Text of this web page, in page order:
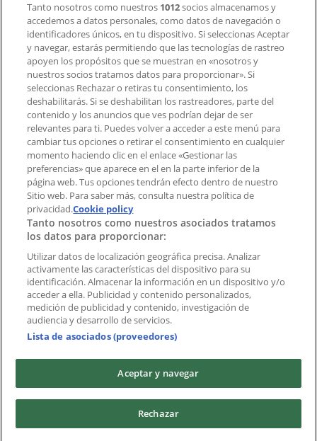
Contacto comercial y de marketing
Tienda mal colocada en el mapa
Notificar un folleto
¿Encontraste un problema en la web o en la
aplicación?
Índices
Marcas
Marcas locales
Negocios
Negocios cercanos
Productos
Productos locales
Ciudades
Descargar la APP Tiendeo
Copyright © Tiendeo ® 2026 · Shopfully Marketing S.L.U. –
Tanto nosotros como nuestros 1012socios almacenamos y
accedemos a datos personales, como datos de navegación o
identificadores únicos, en tu dispositivo. Si seleccionas Aceptar
y navegar, estarás permitiendo que las tecnologías de rastreo
apoyen los propósitos que se muestran en «nosotros y
nuestros socios tratamos datos para proporcionar». Si
seleccionas Rechazar o retiras tu consentimiento, los
deshabilitarás. Si se deshabilitan los rastreadores, parte del
contenido y los anuncios que ves podrían dejar de ser
relevantes para ti. Puedes volver a acceder a este menú para
cambiar tus opciones o retirar el consentimiento en cualquier
momento haciendo clic en el enlace «Gestionar las
preferencias» que aparece en el en la parte inferior de la
página web. Tus opciones tendrán efecto dentro de nuestro
Sitio web. Para saber más, consulta nuestra política de
privacidad.Cookie policy
Tanto nosotros como nuestros asociados tratamos
los datos para proporcionar:
Utilizar datos de localización geográfica precisa. Analizar
activamente las características del dispositivo para su
identificación. Almacenar la información en un dispositivo y/o
acceder a ella. Publicidad y contenido personalizados,
medición de publicidad y contenido, investigación de
audiencia y desarrollo de servicios.
Lista de asociados (proveedores)
Aceptar y navegar
Rechazar